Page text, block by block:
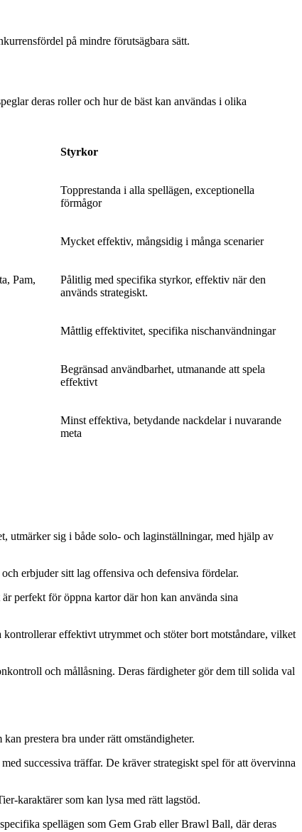
på mindre förutsägbara sätt.
deras roller och hur de bäst kan användas i olika
Styrkor
Topprestanda i alla spellägen, exceptionella
förmågor
Mycket effektiv, mångsidig i många scenarier
Pam,
Pålitlig med specifika styrkor, effektiv när den
används strategiskt.
Måttlig effektivitet, specifika nischanvändningar
Begränsad användbarhet, utmanande att spela
effektivt
Minst effektiva, betydande nackdelar i nuvarande
meta
utmärker sig i både solo- och laginställningar, med hjälp av
erbjuder sitt lag offensiva och defensiva fördelar.
perfekt för öppna kartor där hon kan använda sina
effektivt utrymmet och stöter bort motståndare, vilket
och mållåsning. Deras färdigheter gör dem till solida val
prestera bra under rätt omständigheter.
successiva träffar. De kräver strategiskt spel för att övervinna
karaktärer som kan lysa med rätt lagstöd.
spellägen som Gem Grab eller Brawl Ball, där deras